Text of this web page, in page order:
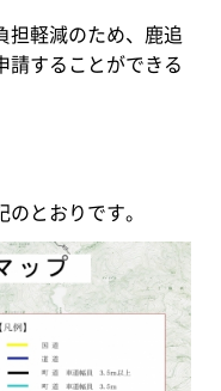
担軽減のため、鹿追
請することができる
とおりです。